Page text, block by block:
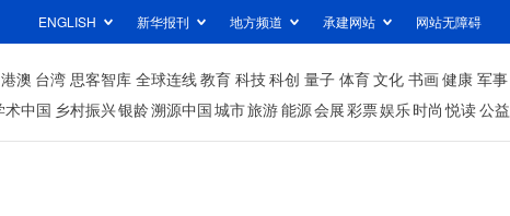
ENGLISH 新华报刊 地方频道 承建网站 网站无障碍
港澳 台湾 思客智库 全球连线教育 科技科创 量子 体育文化 书画健康 军事
术中国 乡村振兴银龄溯源中国城市旅游能源会展彩票娱乐时尚 悦读公益